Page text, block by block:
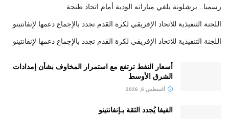
رسميا.. برشلونة يلغي مباراته الودية أمام اتحاد طنجة
اللجنة التنفيذية للاتحاد الإفريقي لكرة القدم تجدد بالإجماع دعمها لإنفانتينو
اللجنة التنفيذية للاتحاد الإفريقي لكرة القدم تجدد بالإجماع دعمها لإنفانتينو
أسعار النفط ترتفع مع استمرار المخاوف بشأن إمدادات
الشرق الأوسط
أغسطس 6, 2026
الفيفا يُجدد الثقة بـإنفانتينو